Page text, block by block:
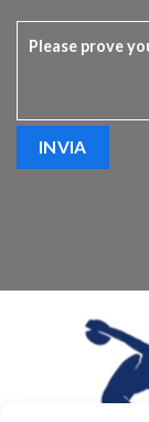
Please prove